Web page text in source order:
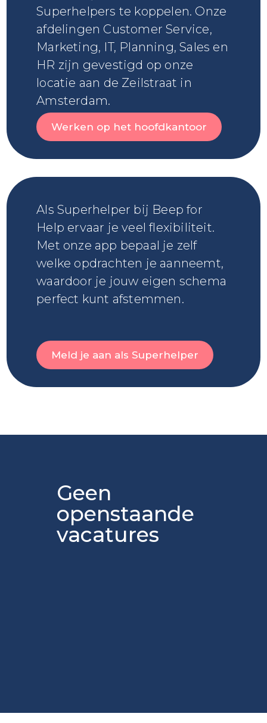
Superhelpers te koppelen. Onze
afdelingen Customer Service,
Marketing, IT, Planning, Sales en
HR zijn gevestigd op onze
locatie aan de Zeilstraat in
Amsterdam.
Werken op het hoofdkantoor
Als Superhelper bij Beep for
Help ervaar je veel flexibiliteit.
Met onze app bepaal je zelf
welke opdrachten je aanneemt,
waardoor je jouw eigen schema
perfect kunt afstemmen.
Meld je aan als Superhelper
Geen
openstaande
vacatures